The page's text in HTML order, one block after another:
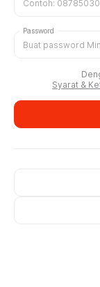
Password
Syarat &